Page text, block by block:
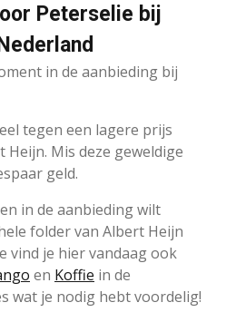
Peterselie bij
in de aanbieding bij
tegen een lagere prijs
Mis deze geweldige
geld.
in de aanbieding wilt
folder van Albert Heijn
vind je hier vandaag ook
en Koffie in de
wat je nodig hebt voordelig!